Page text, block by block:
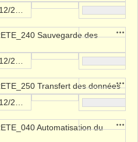
Sauvegarde des
Transfert des données
Automatisation du